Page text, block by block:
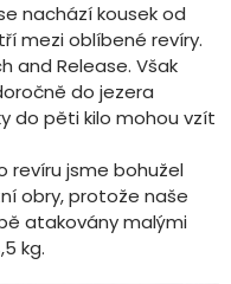
nachází kousek od
mezi oblíbené revíry.
and Release. Však
do jezera
do pěti kilo mohou vzít
revíru jsme bohužel
obry, protože naše
atakovány malými
kg.